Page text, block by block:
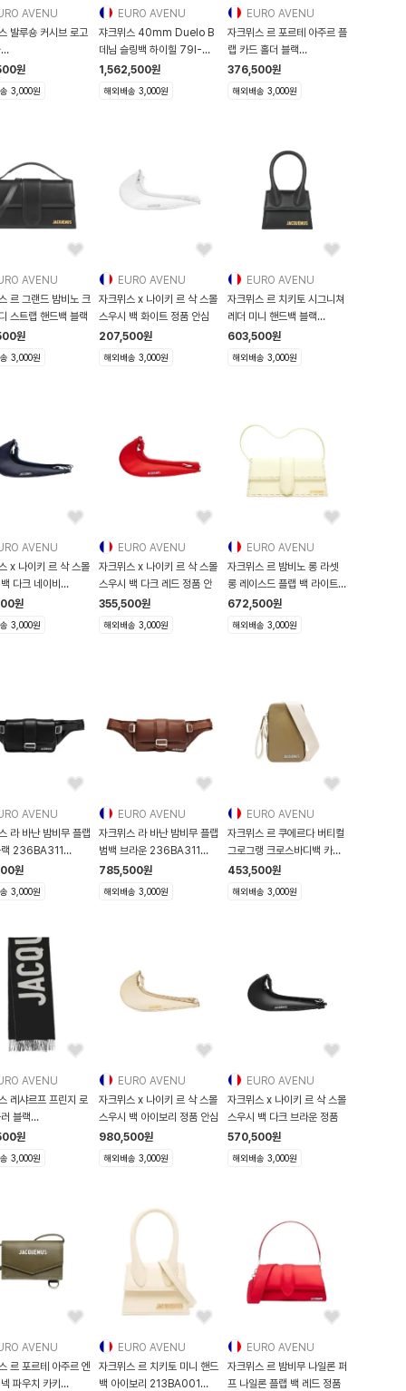
AVENU
발루숑 커시브 로고
원
3,000원
EURO AVENU
쟈크뮈스 40mm Duelo B
데님 슬링백 하이힐 79I-
IB2018
1,562,500원
해외배송 3,000원
EURO AVENU
자크뮈스 르 포르테 아주르 플
랩 카드 홀더 블랙
216SL004-3038
376,500원
해외배송 3,000원
AVENU
르 그랜드 밤비노 크
스트랩 핸드백 블랙
원
3,000원
EURO AVENU
자크뮈스 x 나이키 르 삭 스몰
스우시 백 화이트 정품 안심
207,500원
해외배송 3,000원
EURO AVENU
자크뮈스 르 치키토 시그니쳐
레더 미니 핸드백 블랙
213BA001
603,500원
해외배송 3,000원
AVENU
x 나이키 르 삭 스몰
다크 네이비
원
3,000원
EURO AVENU
자크뮈스 x 나이키 르 삭 스몰
스우시 백 다크 레드 정품 안
355,500원
해외배송 3,000원
EURO AVENU
자크뮈스 르 밤비노 롱 라셋
롱 레이스드 플랩 백 라이트
옐
672,500원
해외배송 3,000원
AVENU
라 바난 밤비무 플랩
랙 236BA311
236BA31
원
3,000원
EURO AVENU
자크뮈스 라 바난 밤비무 플랩
범백 브라운 236BA311
3073 850 236B
785,500원
해외배송 3,000원
EURO AVENU
자크뮈스 르 쿠에르다 버티컬
그로그랭 크로스바디백 카키
2
453,500원
해외배송 3,000원
AVENU
레샤르프 프린지 로
블랙
4001
원
3,000원
EURO AVENU
자크뮈스 x 나이키 르 삭 스몰
스우시 백 아이보리 정품 안심
980,500원
해외배송 3,000원
EURO AVENU
자크뮈스 x 나이키 르 삭 스몰
스우시 백 다크 브라운 정품
570,500원
해외배송 3,000원
AVENU
르 포르테 아주르 엔
파우치 카키
EURO AVENU
자크뮈스 르 치키토 미니 핸드
백 아이보리 213BA001
EURO AVENU
자크뮈스 르 밤비무 나일론 퍼
프 나일론 플랩 백 레드 정품